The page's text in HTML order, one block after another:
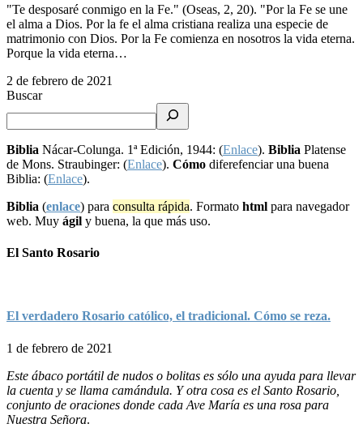
"Te desposaré conmigo en la Fe." (Oseas, 2, 20). "Por la Fe se une
el alma a Dios. Por la fe el alma cristiana realiza una especie de
matrimonio con Dios. Por la Fe comienza en nosotros la vida eterna.
Porque la vida eterna…
2 de febrero de 2021
Buscar
Biblia Nácar-Colunga. 1ª Edición, 1944: (Enlace). Biblia Platense
de Mons. Straubinger: (Enlace). Cómo diferefenciar una buena
Biblia: (Enlace).
Biblia (enlace) para consulta rápida. Formato html para navegador
web. Muy ágil y buena, la que más uso.
El Santo Rosario
El verdadero Rosario católico, el tradicional. Cómo se reza.
1 de febrero de 2021
Este ábaco portátil de nudos o bolitas es sólo una ayuda para llevar
la cuenta y se llama camándula. Y otra cosa es el Santo Rosario,
conjunto de oraciones donde cada Ave María es una rosa para
Nuestra Señora.